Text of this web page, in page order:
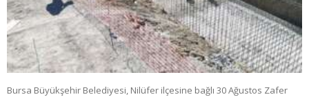
Bursa Büyükşehir Belediyesi, Nilüfer ilçesine bağlı 30 Ağustos Zafer